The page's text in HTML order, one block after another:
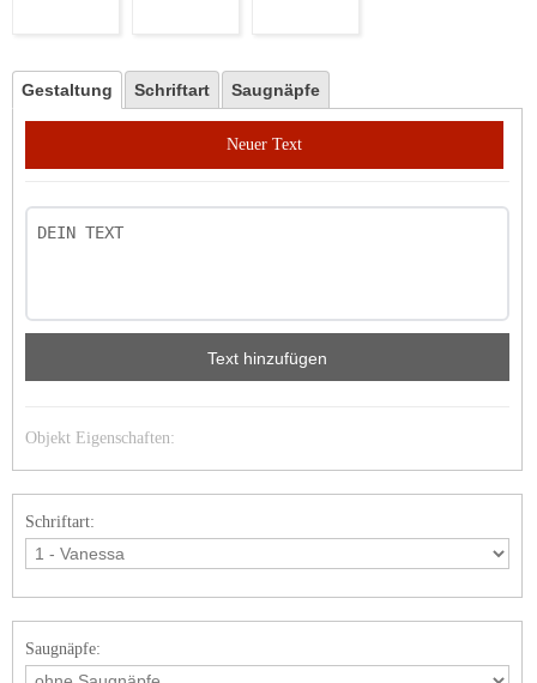
Gestaltung Schriftart Saugnäpfe
Neuer Text
Text hinzufügen
Objekt Eigenschaften:
Schriftart:
Saugnäpfe: